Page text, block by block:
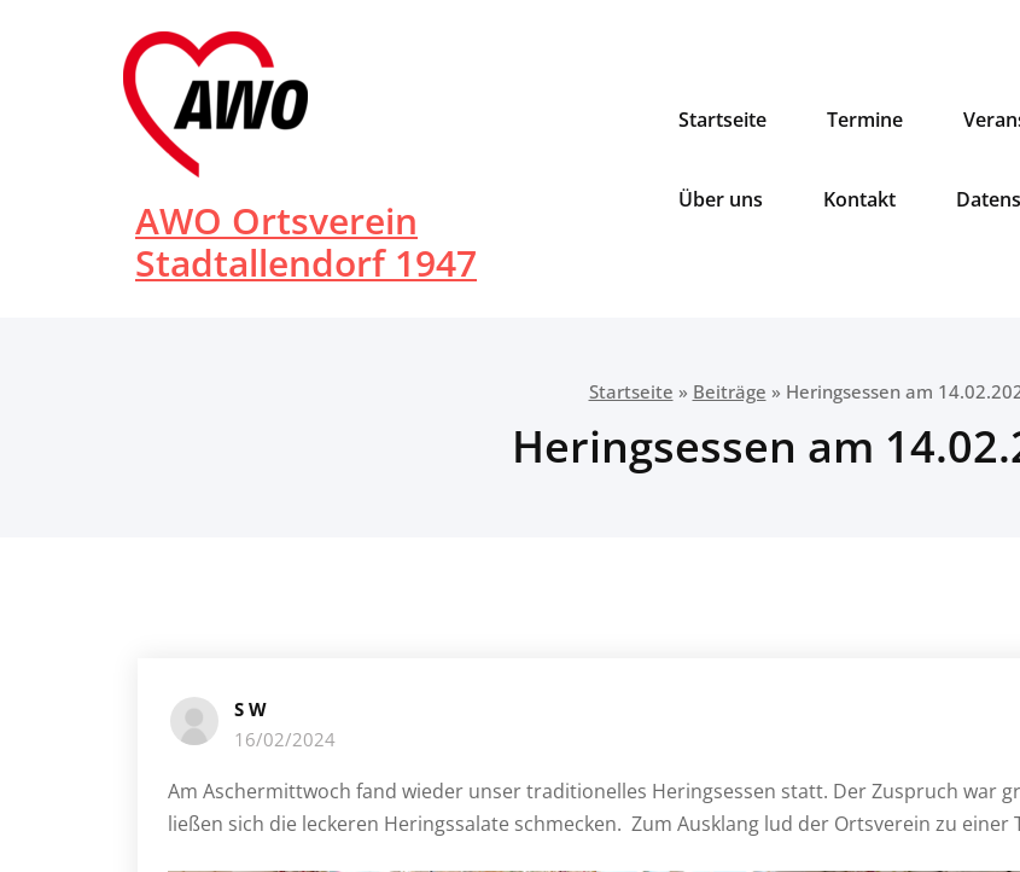
AWO Ortsverein
Stadtallendorf 1947
Startseite Termine
Über uns Kontakt
Startseite » Beiträge » Heringsessen am
Heringsessen am
S W
16/02/2024
Am Aschermittwoch fand wieder unser traditionelles Heringsessen statt. Der Zuspruch war
ließen sich die leckeren Heringssalate schmecken. Zum Ausklang lud der Ortsverein zu einer